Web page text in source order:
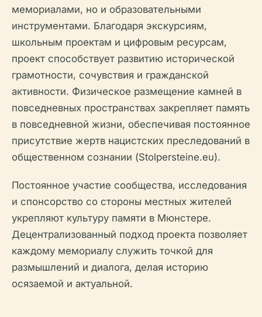
мемориалами, но и образовательными
инструментами. Благодаря экскурсиям,
школьным проектам и цифровым ресурсам,
проект способствует развитию исторической
грамотности, сочувствия и гражданской
активности. Физическое размещение камней в
повседневных пространствах закрепляет память
в повседневной жизни, обеспечивая постоянное
присутствие жертв нацистских преследований в
общественном сознании (Stolpersteine.eu).
Постоянное участие сообщества, исследования
и спонсорство со стороны местных жителей
укрепляют культуру памяти в Мюнстере.
Децентрализованный подход проекта позволяет
каждому мемориалу служить точкой для
размышлений и диалога, делая историю
осязаемой и актуальной.